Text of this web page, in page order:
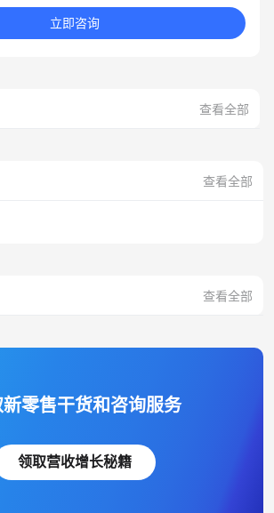
立即咨询
查看全部
查看全部
查看全部
零售干货和咨询服务
领取营收增长秘籍